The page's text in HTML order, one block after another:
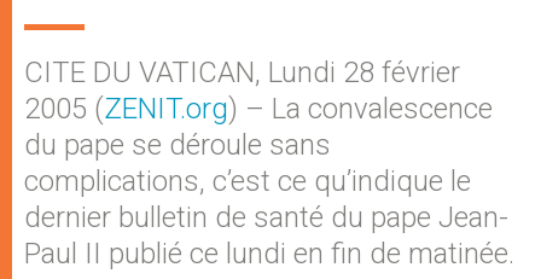
CITE DU VATICAN, Lundi 28 février
2005 (ZENIT.org) – La convalescence
du pape se déroule sans
complications, c’est ce qu’indique le
dernier bulletin de santé du pape Jean-
Paul II publié ce lundi en fin de matinée.